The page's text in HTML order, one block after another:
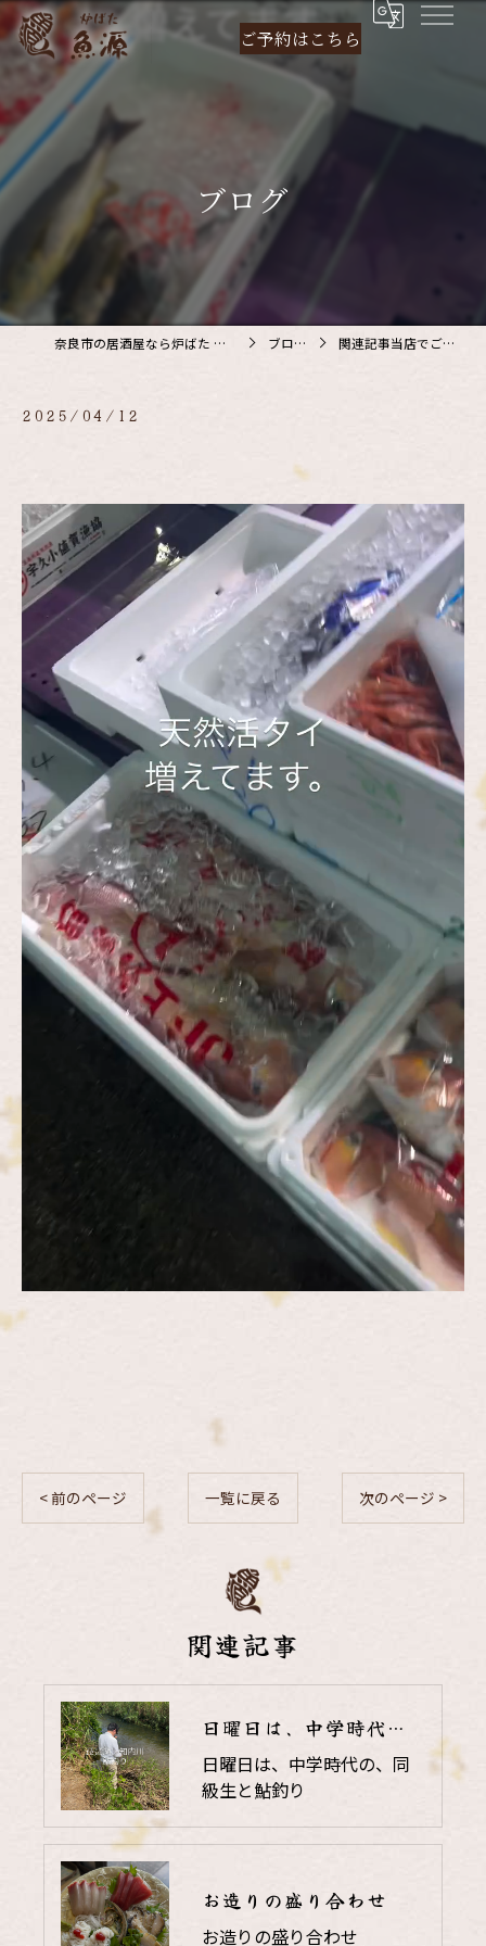
ご予約はこちら
ブログ
奈良市の居酒屋なら炉ばた 魚源 ブログ 関連記事当店でご利…
2025/04/12
< 前のページ 一覧に戻る 次のページ >
関連記事
日曜日は、中学時代の、同級生と鮎釣り
日曜日は、中学時代の、同
級生と鮎釣り
お造りの盛り合わせ
お造りの盛り合わせ